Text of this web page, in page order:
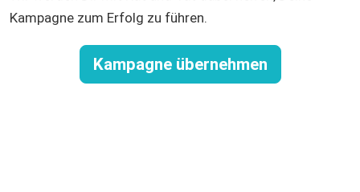
Kampagne zum Erfolg zu führen.
Kampagne übernehmen